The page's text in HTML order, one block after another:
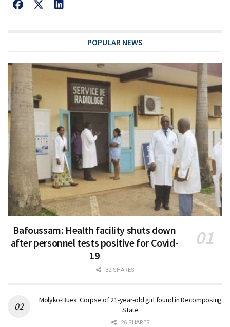
POPULAR NEWS
Bafoussam: Health facility shuts down
after personnel tests positive for Covid-
19
32 SHARES
Molyko-Buea: Corpse of 21-year-old girl found in Decomposing
State
26 SHARES